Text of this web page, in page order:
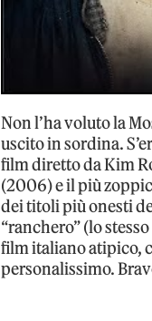
Non l’ha voluto la
uscito in sordina.
film diretto da Kim
(2006) e il più
dei titoli più onesti
“ranchero” (lo
film italiano atipico,
personalissimo.